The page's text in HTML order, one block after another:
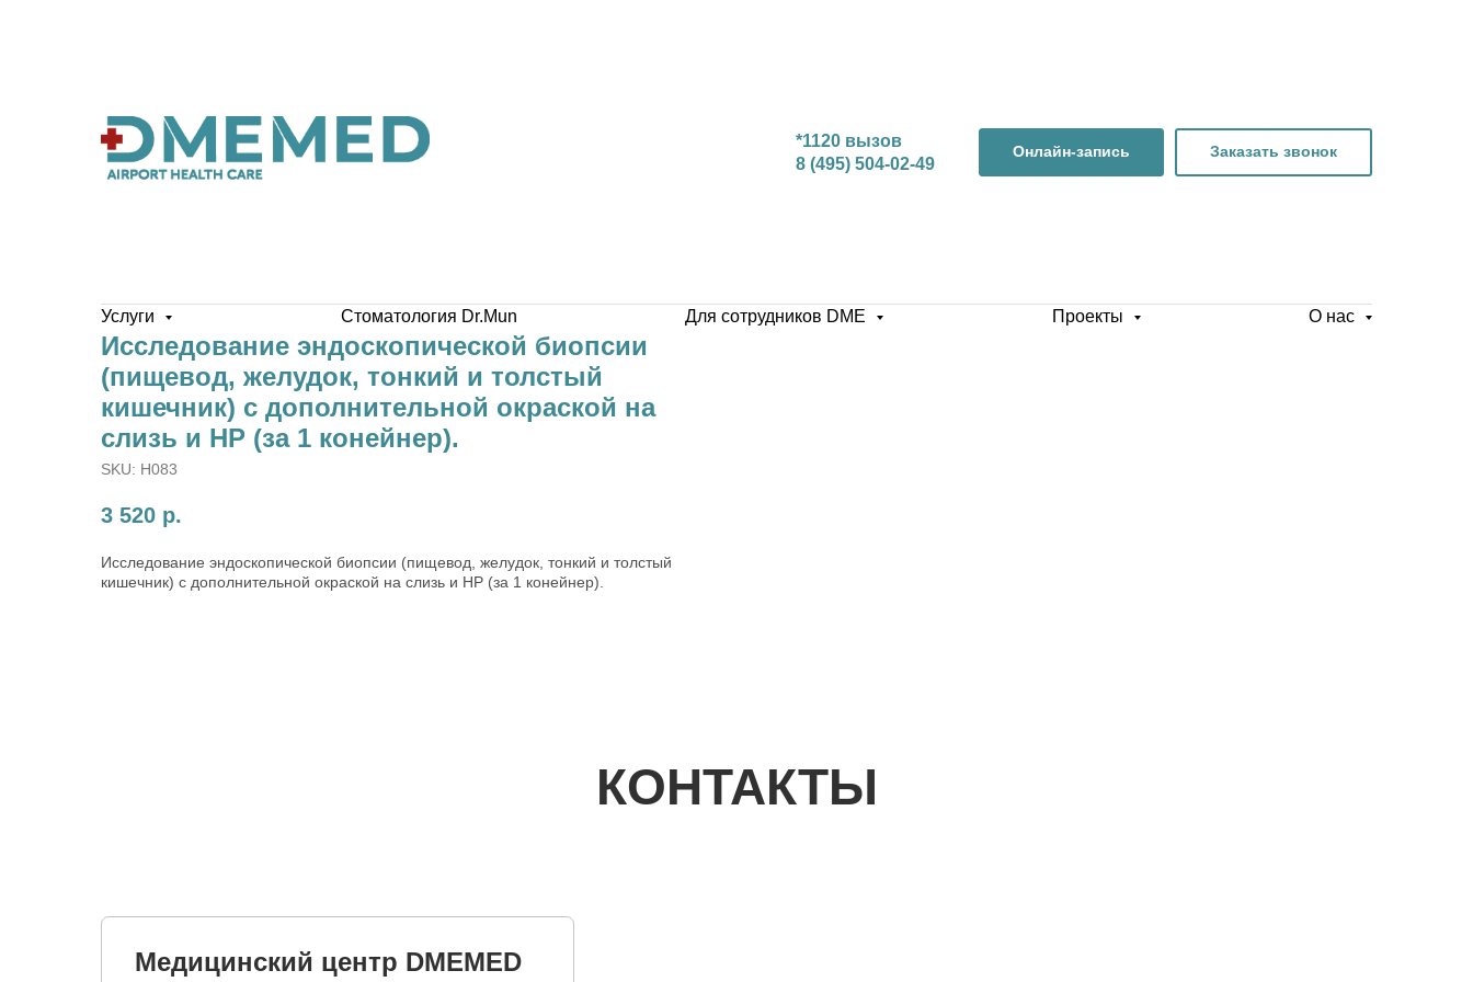
*1120 вызов
8 (495) 504-02-49
Онлайн-запись Заказать звонок
Услуги Стоматология Dr.Mun Для сотрудников DME Проекты О нас
Исследование эндоскопической биопсии
(пищевод, желудок, тонкий и толстый
кишечник) с дополнительной окраской на
слизь и HP (за 1 конейнер).
SKU: H083
3 520 р.
Исследование эндоскопической биопсии (пищевод, желудок, тонкий и толстый
кишечник) с дополнительной окраской на слизь и HP (за 1 конейнер).
КОНТАКТЫ
Медицинский центр DMEMED